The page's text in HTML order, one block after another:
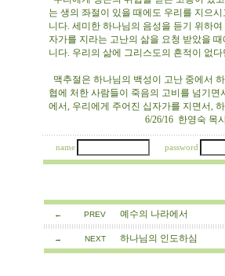
는 생의 좌절이 있을 때에도 우리를 지으
니다. 세미한 하나님의 음성을 듣기 위하
자가를 지라는 고난의 삶을 요청 받았을
니다. 우리의 삶에 그리스도의 흔적이 없
맥추절은 하나님의 백성이 고난 중에서
협에 처한 사람들이 죽음의 고비를 넘기
에서, 우리에게 주어진 십자가를 지면서,
6/26/16 한영숙 목
name password
← PREV 예수의 나라에서
→ NEXT 하나님의 인도하심